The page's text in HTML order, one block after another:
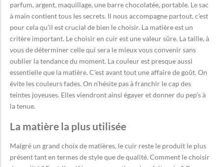
parfum, argent, maquillage, une barre chocolatée, portable. Le sac
à main contient tous les secrets. Il nous accompagne partout, c’est
pour cela qu’il est crucial de bien le choisir. La matière est un
critère important. Le choisir en cuir est une valeur sûre. La taille, à
vous de déterminer celle qui sera le mieux vous convenir sans
oublier la tendance du moment. La couleur est presque aussi
essentielle que la matière. C’est avant tout une affaire de goût. On
évite les couleurs fades. On n’hésite pas à franchir le cap des
teintes joyeuses. Elles viendront ainsi égayer et donner du pep’s à
la tenue.
La matière la plus utilisée
Malgré un grand choix de matières, le cuir reste le produit le plus
présent tant en termes de style que de qualité. Comment le choisir